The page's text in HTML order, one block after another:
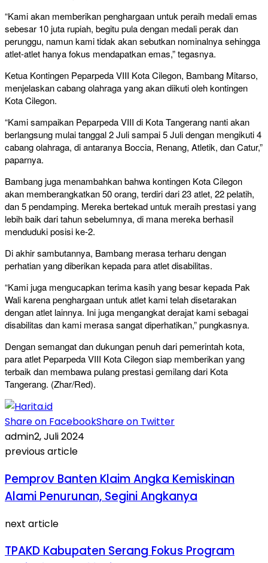
“Kami akan memberikan penghargaan untuk peraih medali emas
sebesar 10 juta rupiah, begitu pula dengan medali perak dan
perunggu, namun kami tidak akan sebutkan nominalnya sehingga
atlet-atlet hanya fokus mendapatkan emas,” tegasnya.
Ketua Kontingen Peparpeda VIII Kota Cilegon, Bambang Mitarso,
menjelaskan cabang olahraga yang akan diikuti oleh kontingen
Kota Cilegon.
“Kami sampaikan Peparpeda VIII di Kota Tangerang nanti akan
berlangsung mulai tanggal 2 Juli sampai 5 Juli dengan mengikuti 4
cabang olahraga, di antaranya Boccia, Renang, Atletik, dan Catur,”
paparnya.
Bambang juga menambahkan bahwa kontingen Kota Cilegon
akan memberangkatkan 50 orang, terdiri dari 23 atlet, 22 pelatih,
dan 5 pendamping. Mereka bertekad untuk meraih prestasi yang
lebih baik dari tahun sebelumnya, di mana mereka berhasil
menduduki posisi ke-2.
Di akhir sambutannya, Bambang merasa terharu dengan
perhatian yang diberikan kepada para atlet disabilitas.
“Kami juga mengucapkan terima kasih yang besar kepada Pak
Wali karena penghargaan untuk atlet kami telah disetarakan
dengan atlet lainnya. Ini juga mengangkat derajat kami sebagai
disabilitas dan kami merasa sangat diperhatikan,” pungkasnya.
Dengan semangat dan dukungan penuh dari pemerintah kota,
para atlet Peparpeda VIII Kota Cilegon siap memberikan yang
terbaik dan membawa pulang prestasi gemilang dari Kota
Tangerang. (Zhar/Red).
Share on FacebookShare on Twitter
admin2, Juli 2024
previous article
Pemprov Banten Klaim Angka Kemiskinan
Alami Penurunan, Segini Angkanya
next article
TPAKD Kabupaten Serang Fokus Program